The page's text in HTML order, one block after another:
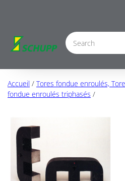
Accueil / Tores fondue enroulés,
fondue enroulés triphasés /